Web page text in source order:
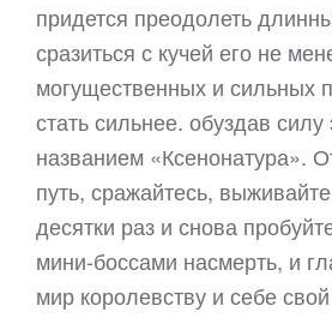
придется преодолеть
сразиться с кучей его не
могущественных и сильных
стать сильнее. обуздав силу
названием «Ксенонатура».
путь, сражайтесь,
десятки раз и снова
мини-боссами насмерть, и
мир королевству и себе